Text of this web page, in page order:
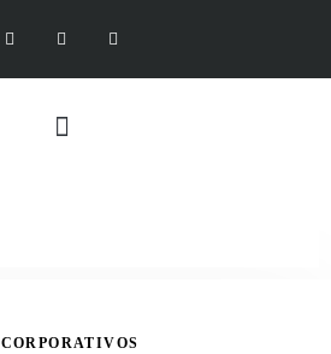
CORPORATIVOS